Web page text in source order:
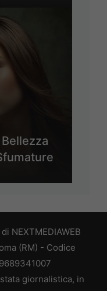
NEXTMEDIAWEB
(RM) - Codice
giornalistica, in